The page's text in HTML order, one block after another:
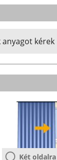
anyagot kérek
Két